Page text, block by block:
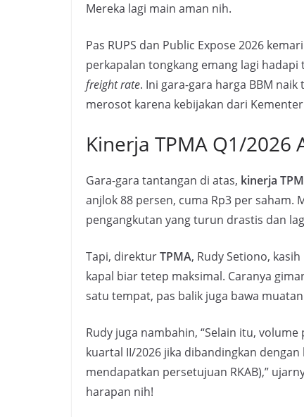
Mereka lagi main aman nih.
Pas RUPS dan Public Expose 2026
perkapalan tongkang emang lagi
freight rate. Ini gara-gara harga BBM
merosot karena kebijakan dari
Kinerja TPMA Q1/2026
Gara-gara tantangan di atas, kinerja
anjlok 88 persen, cuma Rp3 per
pengangkutan yang turun drastis dan
Tapi, direkturTPMA, Rudy Setiono,
kapal biar tetep maksimal. Caranya
satu tempat, pas balik juga bawa
Rudy juga nambahin, “Selain itu,
kuartal II/2026 jika dibandingkan
mendapatkan persetujuan RKAB),”
harapan nih!